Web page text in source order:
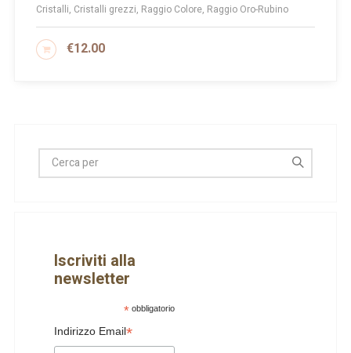
Cristalli, Cristalli grezzi, Raggio Colore, Raggio Oro-Rubino
€12.00
AGGIUNGI AL CARRELLO
Iscriviti alla
newsletter
*obbligatorio
Indirizzo Email*